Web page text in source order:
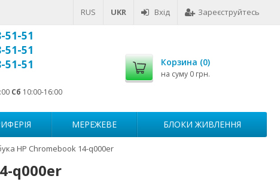
RUS UKR Вхід Зареєструйтесь
51-51
51-51
51-51
Сб 10:00-16:00
Корзина (0)
на суму 0 грн.
МЕРЕЖЕВЕ БЛОКИ ЖИВЛЕННЯ
HP Chromebook 14-q000er
q000er